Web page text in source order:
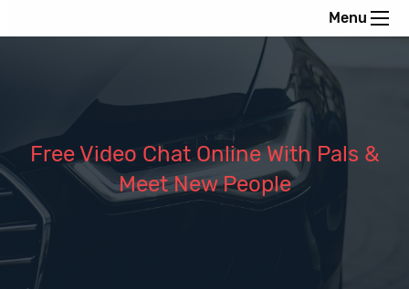
Menu
Free Video Chat Online With Pals &
Meet New People